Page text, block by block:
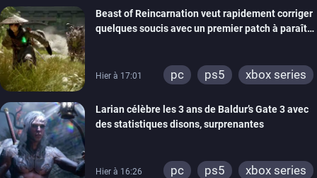
Beast of Reincarnation veut rapidement corriger
quelques soucis avec un premier patch à paraître
Hier à 17:01 pc ps5 xbox series
Larian célèbre les 3 ans de Baldur’s Gate 3 avec
des statistiques disons, surprenantes
Hier à 16:26 pc ps5 xbox series